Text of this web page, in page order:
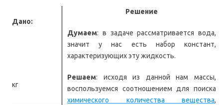
Дано:
кг
Решение
Думаем: в задаче рассматривается вода,
значит у нас есть набор констант,
характеризующих эту жидкость.
Решаем: исходя из данной нам массы,
воспользуемся соотношением для поиска
химического количества вещества,